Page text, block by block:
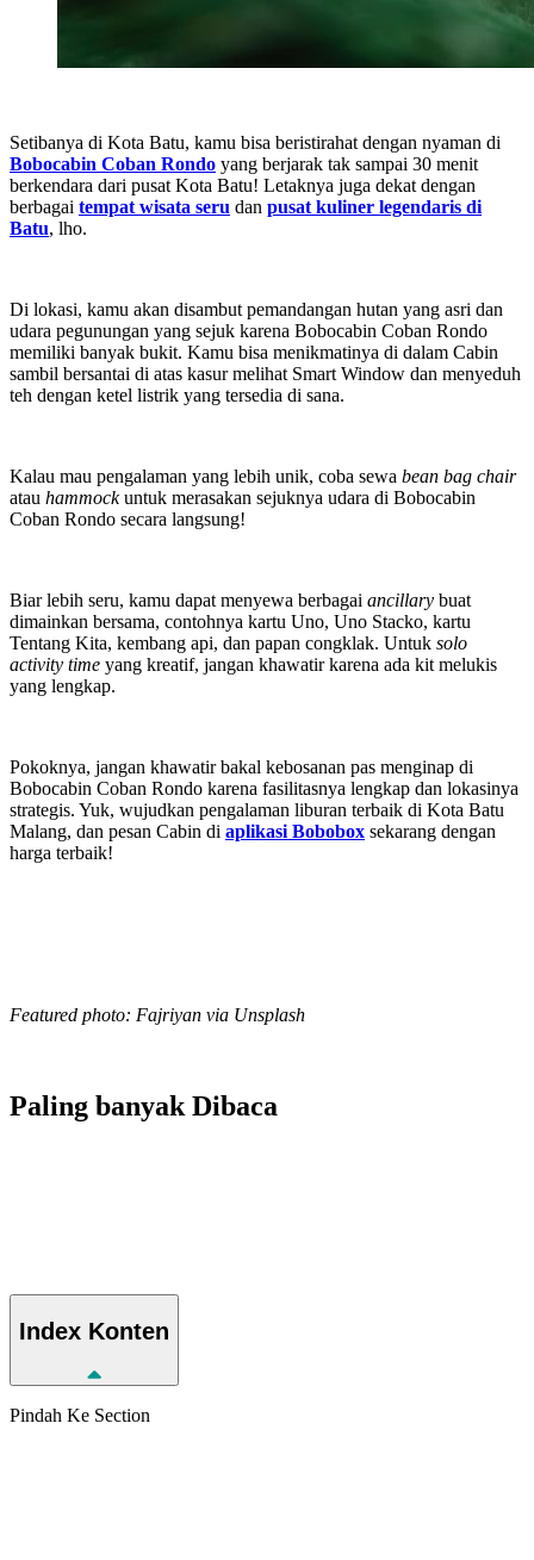
Setibanya di Kota Batu, kamu bisa beristirahat dengan nyaman di
Bobocabin Coban Rondo yang berjarak tak sampai 30 menit
berkendara dari pusat Kota Batu! Letaknya juga dekat dengan
berbagai tempat wisata seru dan pusat kuliner legendaris di
Batu, lho.
Di lokasi, kamu akan disambut pemandangan hutan yang asri dan
udara pegunungan yang sejuk karena Bobocabin Coban Rondo
memiliki banyak bukit. Kamu bisa menikmatinya di dalam Cabin
sambil bersantai di atas kasur melihat Smart Window dan menyeduh
teh dengan ketel listrik yang tersedia di sana.
Kalau mau pengalaman yang lebih unik, coba sewa bean bag chair
atau hammockuntuk merasakan sejuknya udara di Bobocabin
Coban Rondo secara langsung!
Biar lebih seru, kamu dapat menyewa berbagai ancillary buat
dimainkan bersama, contohnya kartu Uno, Uno Stacko, kartu
Tentang Kita, kembang api, dan papan congklak. Untuk solo
activity time yang kreatif, jangan khawatir karena ada kit melukis
yang lengkap.
Pokoknya, jangan khawatir bakal kebosanan pas menginap di
Bobocabin Coban Rondo karena fasilitasnya lengkap dan lokasinya
strategis. Yuk, wujudkan pengalaman liburan terbaik di Kota Batu
Malang, dan pesan Cabin di aplikasi Bobobox sekarang dengan
harga terbaik!
Featured photo: Fajriyan via Unsplash
Paling banyak Dibaca
Index Konten
Pindah Ke Section